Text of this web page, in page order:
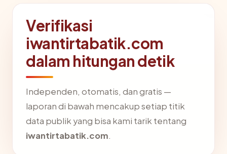
Verifikasi
iwantirtabatik.com
dalam hitungan detik
Independen, otomatis, dan gratis —
laporan di bawah mencakup setiap titik
data publik yang bisa kami tarik tentang
iwantirtabatik.com.